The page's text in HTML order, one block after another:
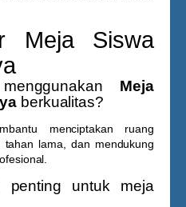
Meja Siswa
Meja
berkualitas?
menciptakan ruang
lama, dan mendukung
penting untuk meja